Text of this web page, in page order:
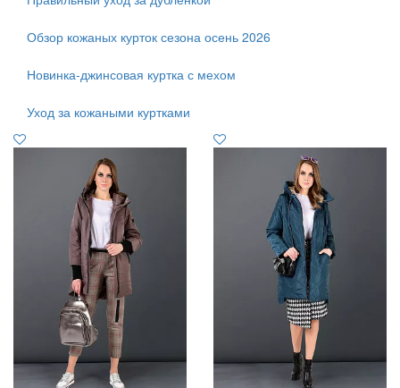
Обзор кожаных курток сезона осень 2026
Новинка-джинсовая куртка с мехом
Уход за кожаными куртками